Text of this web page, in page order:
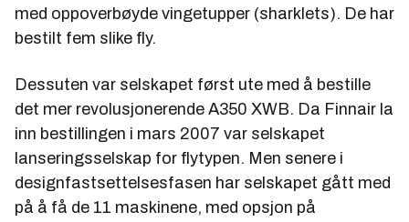
med oppoverbøyde vingetupper (sharklets). De har
bestilt fem slike fly.
Dessuten var selskapet først ute med å bestille
det mer revolusjonerende A350 XWB. Da Finnair la
inn bestillingen i mars 2007 var selskapet
lanseringsselskap for flytypen. Men senere i
designfastsettelsesfasen har selskapet gått med
på å få de 11 maskinene, med opsjon på